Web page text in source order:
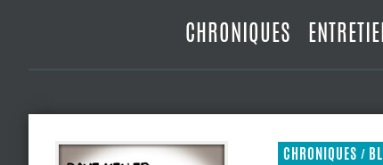
CHRONIQUES
CHRONIQUES /